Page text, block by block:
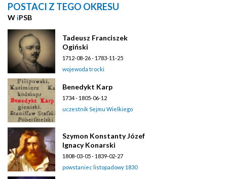
POSTACI Z TEGO OKRESU
W iPSB
Tadeusz Franciszek
Ogiński
1712-08-26 - 1783-11-25
wojewoda trocki
Benedykt Karp
1734 - 1805-06-12
uczestnik Sejmu Wielkiego
Szymon Konstanty Józef
Ignacy Konarski
1808-03-05 - 1839-02-27
powstaniec listopadowy 1830